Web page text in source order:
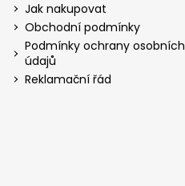
Jak nakupovat
Obchodní podmínky
Podmínky ochrany osobních
údajů
Reklamační řád